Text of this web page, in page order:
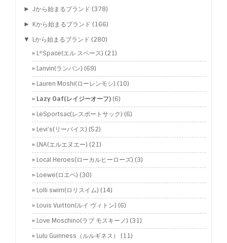
► Jから始まるブランド (378)
► Kから始まるブランド (166)
▼ Lから始まるブランド (280)
L*Space(エル スペース) (21)
Lanvin(ランバン) (69)
Lauren Moshi(ローレンモシ) (10)
Lazy Oaf(レイジーオーフ) (6)
LeSportsac(レスポートサック) (6)
Levi’s(リーバイス) (52)
LNA(エルエヌエー) (21)
Local Heroes(ローカルヒーローズ) (3)
Loewe(ロエペ) (30)
Lolli swim(ロリスイム) (14)
Louis Vuitton(ルイ ヴィトン) (6)
Love Moschino(ラブ モスキーノ) (31)
Lulu Guinness（ルルギネス）
(11)